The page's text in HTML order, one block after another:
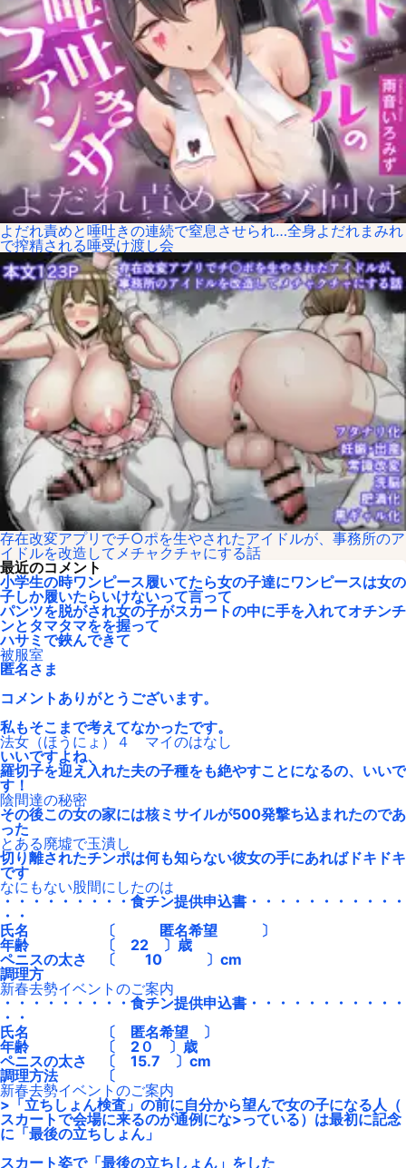
よだれ責めと唾吐きの連続で窒息させられ…全身よだれまみれ
で搾精される唾受け渡し会
存在改変アプリでチ○ポを生やされたアイドルが、事務所のア
イドルを改造してメチャクチャにする話
最近のコメント
小学生の時ワンピース履いてたら女の子達にワンピースは女の
子しか履いたらいけないって言って
パンツを脱がされ女の子がスカートの中に手を入れてオチンチ
ンとタマタマをを握って
ハサミで鋏んできて
被服室
匿名さま
コメントありがとうございます。
私もそこまで考えてなかったです。
法女（ほうにょ）４ マイのはなし
いいですよね、
羅切子を迎え入れた夫の子種をも絶やすことになるの、いいで
す！
陰間達の秘密
その後この女の家には核ミサイルが500発撃ち込まれたのであ
った
とある廃墟で玉潰し
切り離されたチンポは何も知らない彼女の手にあればドキドキ
です
なにもない股間にしたのは
・・・・・・・・・食チン提供申込書・・・・・・・・・・・
・・
氏名 〔 匿名希望 〕
年齢 〔 22 〕歳
ペニスの太さ 〔 10 〕cm
調理方
新春去勢イベントのご案内
・・・・・・・・・食チン提供申込書・・・・・・・・・・・
・・
氏名 〔 匿名希望 〕
年齢 〔 2０ 〕歳
ペニスの太さ 〔 15.7 〕cm
調理方法 〔
新春去勢イベントのご案内
>「立ちしょん検査」の前に自分から望んで女の子になる人（
スカートで会場に来るのが通例にな>っている）は最初に記念
に「最後の立ちしょん」
スカート姿で「最後の立ちしょん」をした